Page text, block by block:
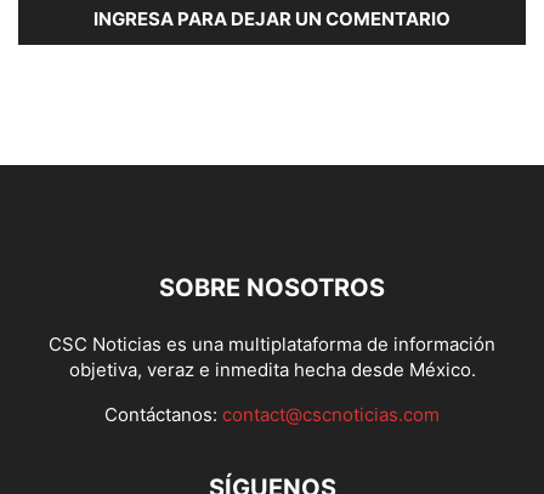
INGRESA PARA DEJAR UN COMENTARIO
SOBRE NOSOTROS
CSC Noticias es una multiplataforma de información
objetiva, veraz e inmedita hecha desde México.
Contáctanos: contact@cscnoticias.com
SÍGUENOS